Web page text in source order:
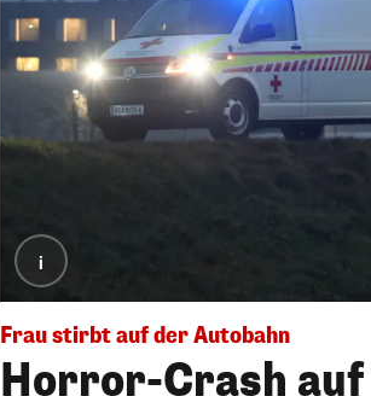
i
Frau stirbt auf der Autobahn
Horror-Crash auf